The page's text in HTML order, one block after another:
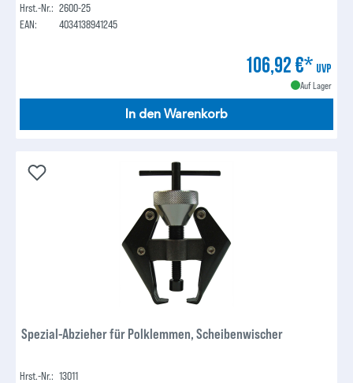
Hrst.-Nr.: 2600-25
EAN:
4034138941245
106,92 €* UVP
Auf Lager
In den Warenkorb
Spezial-Abzieher für Polklemmen, Scheibenwischer
Hrst.-Nr.: 13011